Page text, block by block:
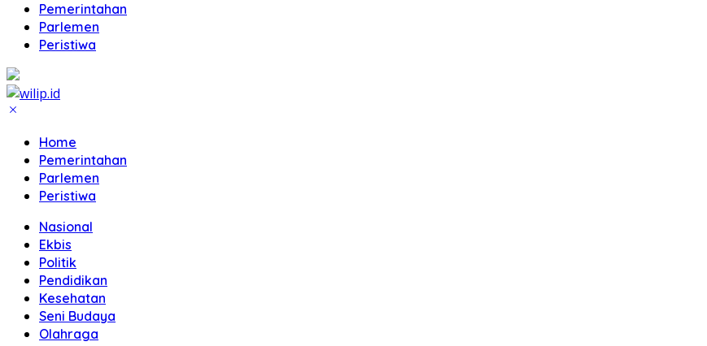
Pemerintahan
Parlemen
Peristiwa
Home
Pemerintahan
Parlemen
Peristiwa
Nasional
Ekbis
Politik
Pendidikan
Kesehatan
Seni Budaya
Olahraga